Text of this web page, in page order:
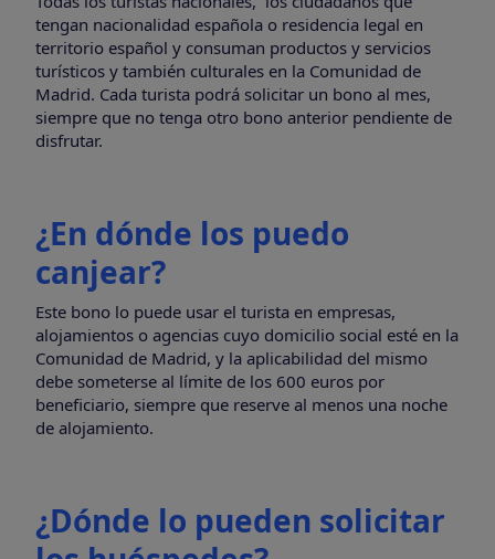
tengan nacionalidad española o residencia legal en
territorio español y consuman productos y servicios
turísticos y también culturales en la Comunidad de
Madrid. Cada turista podrá solicitar un bono al mes,
siempre que no tenga otro bono anterior pendiente de
disfrutar.
¿En dónde los puedo
canjear?
Este bono lo puede usar el turista en empresas,
alojamientos o agencias cuyo domicilio social esté en la
Comunidad de Madrid, y la aplicabilidad del mismo
debe someterse al límite de los 600 euros por
beneficiario, siempre que reserve al menos una noche
de alojamiento.
¿Dónde lo pueden solicitar